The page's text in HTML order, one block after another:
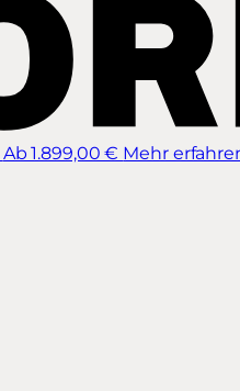
Ab 1.899,00 € Mehr